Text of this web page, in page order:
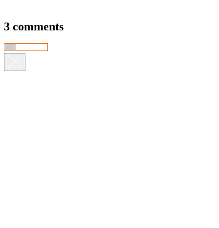
3 comments